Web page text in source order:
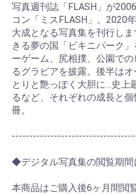
お買い物を続ける
写真週刊誌「FLASH」が
コン「ミスFLASH」。2020
大成となる写真集を刊行し
きる夢の国「ビキニパーク
ーゲーム、尻相撲、公園で
るグラビアを披露。後半は
とりと艶っぽく大胆に…史上
るなど、それぞれの成長と
冊。
◆デジタル写真集の閲覧期間
本商品はご購入後6ヶ月間閲